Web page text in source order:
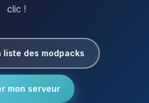
clic !
liste des modpacks
mon serveur